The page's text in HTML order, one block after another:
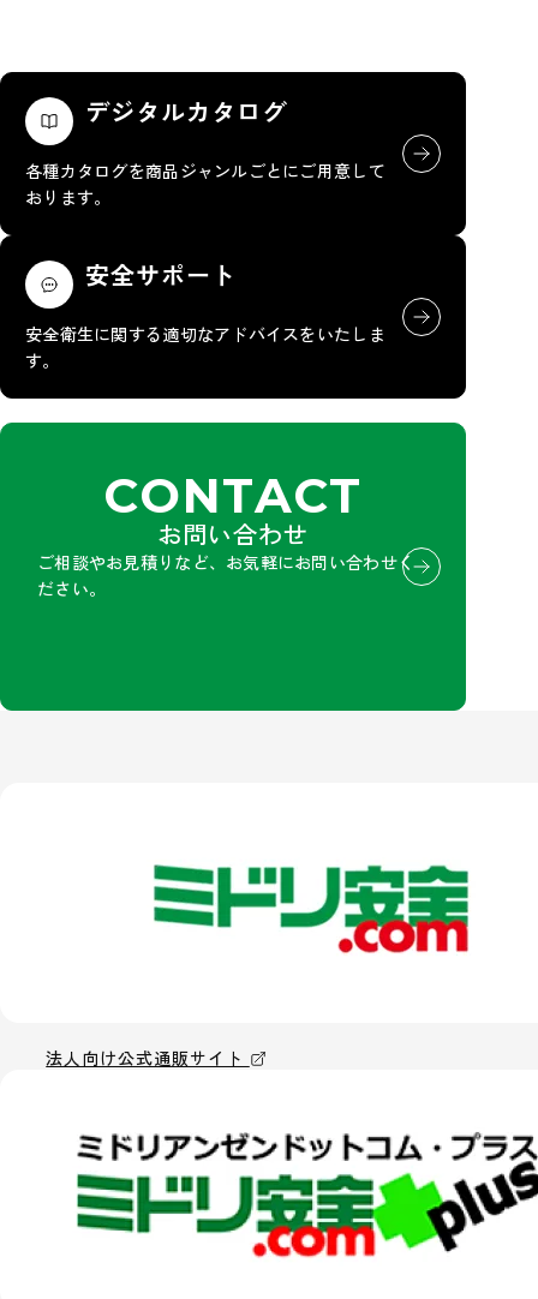
デジタルカタログ
各種カタログを商品ジャンルごとにご用意して
おります。
安全サポート
安全衛生に関する適切なアドバイスをいたしま
す。
CONTACT
お問い合わせ
ご相談やお見積りなど、お気軽にお問い合わせく
ださい。
法人向け公式通販サイト